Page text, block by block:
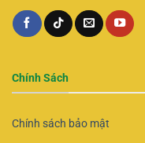
Chính Sách
Chính sách bảo mật